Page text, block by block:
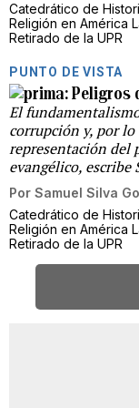
Catedrático de
Religión en América
Retirado de la UPR
PUNTO DE VISTA
Peligros
El
corrupción y, por
representación del
evangélico, escribe
Por Samuel Silva
Catedrático de
Religión en América
Retirado de la UPR